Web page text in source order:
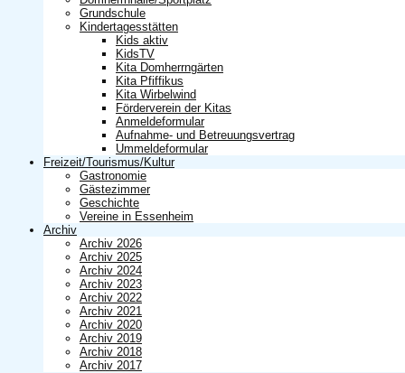
Grundschule
Kindertagesstätten
Kids aktiv
KidsTV
Kita Domherrngärten
Kita Pfiffikus
Kita Wirbelwind
Förderverein der Kitas
Anmeldeformular
Aufnahme- und Betreuungsvertrag
Ummeldeformular
Freizeit/Tourismus/Kultur
Gastronomie
Gästezimmer
Geschichte
Vereine in Essenheim
Archiv
Archiv 2026
Archiv 2025
Archiv 2024
Archiv 2023
Archiv 2022
Archiv 2021
Archiv 2020
Archiv 2019
Archiv 2018
Archiv 2017